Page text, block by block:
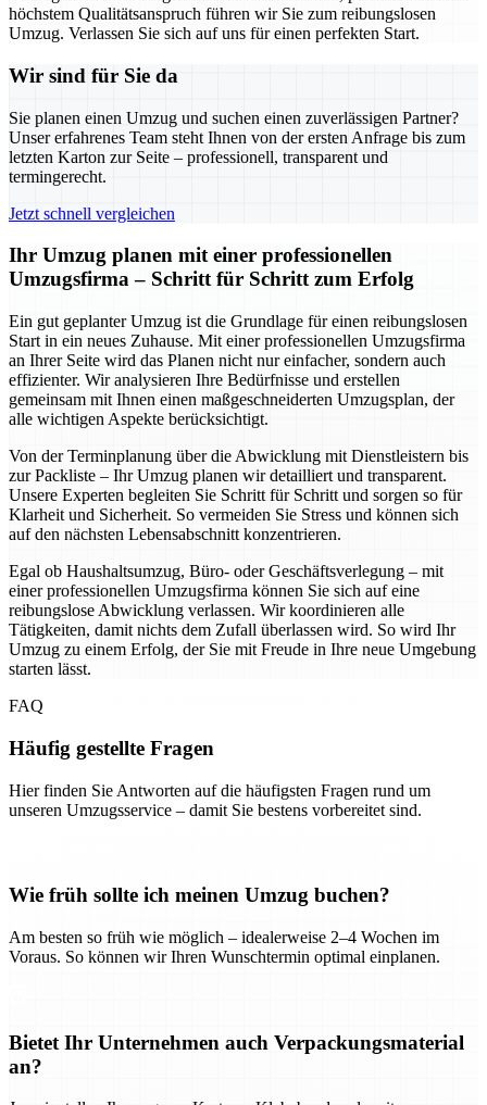
höchstem Qualitätsanspruch führen wir Sie zum reibungslosen
Umzug. Verlassen Sie sich auf uns für einen perfekten Start.
Wir sind für Sie da
Sie planen einen Umzug und suchen einen zuverlässigen Partner?
Unser erfahrenes Team steht Ihnen von der ersten Anfrage bis zum
letzten Karton zur Seite – professionell, transparent und
termingerecht.
Jetzt schnell vergleichen
Ihr Umzug planen mit einer professionellen
Umzugsfirma – Schritt für Schritt zum Erfolg
Ein gut geplanter Umzug ist die Grundlage für einen reibungslosen
Start in ein neues Zuhause. Mit einer professionellen Umzugsfirma
an Ihrer Seite wird das Planen nicht nur einfacher, sondern auch
effizienter. Wir analysieren Ihre Bedürfnisse und erstellen
gemeinsam mit Ihnen einen maßgeschneiderten Umzugsplan, der
alle wichtigen Aspekte berücksichtigt.
Von der Terminplanung über die Abwicklung mit Dienstleistern bis
zur Packliste – Ihr Umzug planen wir detailliert und transparent.
Unsere Experten begleiten Sie Schritt für Schritt und sorgen so für
Klarheit und Sicherheit. So vermeiden Sie Stress und können sich
auf den nächsten Lebensabschnitt konzentrieren.
Egal ob Haushaltsumzug, Büro- oder Geschäftsverlegung – mit
einer professionellen Umzugsfirma können Sie sich auf eine
reibungslose Abwicklung verlassen. Wir koordinieren alle
Tätigkeiten, damit nichts dem Zufall überlassen wird. So wird Ihr
Umzug zu einem Erfolg, der Sie mit Freude in Ihre neue Umgebung
starten lässt.
FAQ
Häufig gestellte Fragen
Hier finden Sie Antworten auf die häufigsten Fragen rund um
unseren Umzugsservice – damit Sie bestens vorbereitet sind.
Wie früh sollte ich meinen Umzug buchen?
Am besten so früh wie möglich – idealerweise 2–4 Wochen im
Voraus. So können wir Ihren Wunschtermin optimal einplanen.
Bietet Ihr Unternehmen auch Verpackungsmaterial
an?